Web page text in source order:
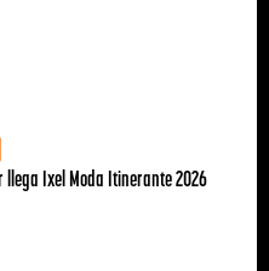
llega Ixel Moda Itinerante 2026